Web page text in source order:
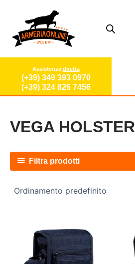
contenuto
Assistenza diretta
(+39) 349 393 0970
(+39) 324 826 7456
VEGA HOLSTER
Filtra prodotti